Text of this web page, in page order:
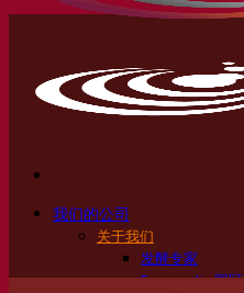
我们的公司
关于我们
发酵专家
Fermentis 园区